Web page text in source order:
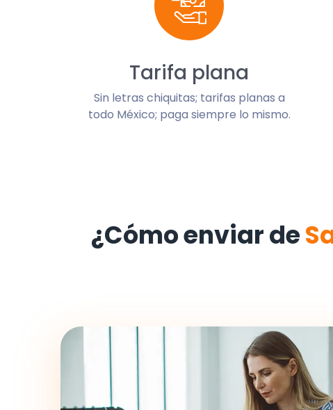
Tarifa plana
Sin letras chiquitas; tarifas planas a
todo México; paga siempre lo mismo.
¿Cómo enviar de